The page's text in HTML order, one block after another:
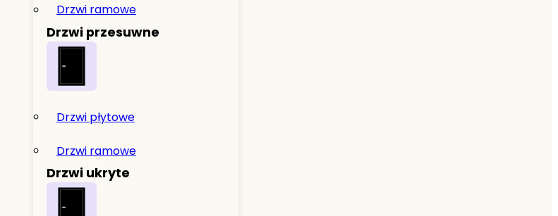
Drzwi ramowe
Drzwi przesuwne
Drzwi płytowe
Drzwi ramowe
Drzwi ukryte